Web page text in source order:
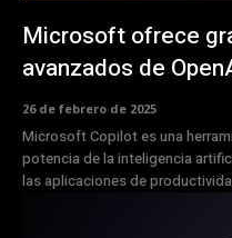
Microsoft ofrece
avanzados de
26 de febrero de 2025
Microsoft Copilot es una
potencia de la inteligencia
las aplicaciones de